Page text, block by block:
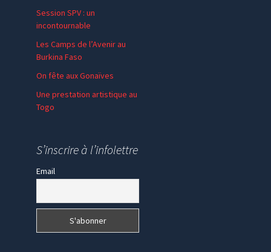
Session SPV : un
incontournable
Les Camps de l’Avenir au
Burkina Faso
On fête aux Gonaïves
Une prestation artistique au
Togo
S’inscrire à l’infolettre
Email